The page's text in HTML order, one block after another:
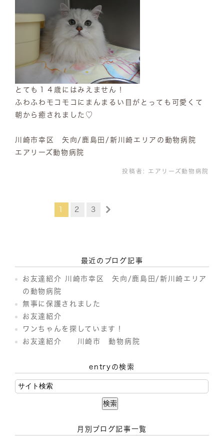
とても１４歳にはみえません！
ふわふわモコモコにまんまるい目がとっても可愛くて
朝から癒されました♡
川崎市幸区 矢向/鹿島田/新川崎エリアの動物病院
エアリーズ動物病院
投稿者: エアリーズ動物病院
2 3
最近のブログ記事
お友達紹介 川崎市幸区 矢向/鹿島田/新川崎エリア
の動物病院
無事に保護されました
お友達紹介
ワンちゃんを探しています！
お友達紹介 川崎市 動物病院
entryの検索
月別ブログ記事一覧